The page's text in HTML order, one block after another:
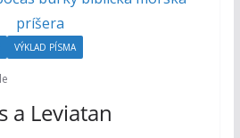
VÝKLAD PÍSMA
a Leviatan